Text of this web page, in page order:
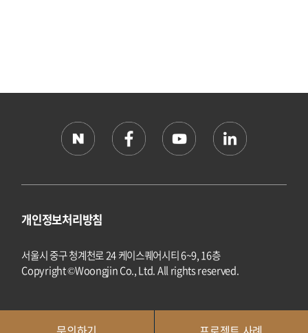
개인정보처리방침
서울시 중구 청계천로 24 케이스퀘어시티 6~9, 16층
Copyright ©Woongjin Co., Ltd. All rights reserved.